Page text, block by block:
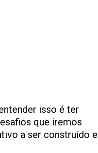
isso é ter
que iremos
a ser construído e